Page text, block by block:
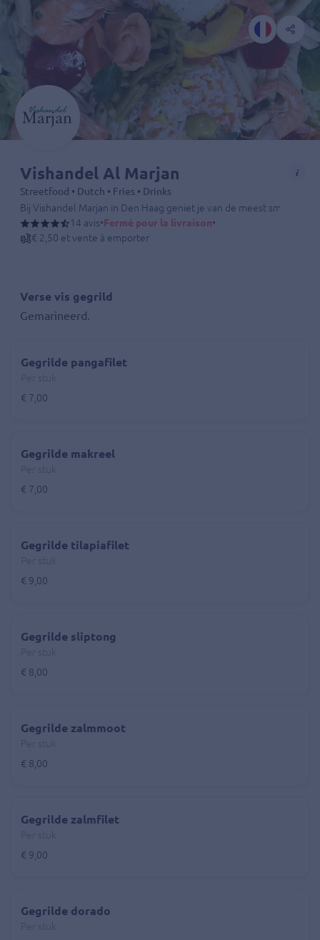
Vishandel Al Marjan
Streetfood • Dutch • Fries • Drinks
Bij Vishandel Marjan in Den Haag geniet je van de meest
14 avis•Fermé pour la livraison•
€ 2,50 et vente à emporter
Verse vis gegrild
Gemarineerd.
Gegrilde pangafilet
€ 7,00
Gegrilde makreel
€ 7,00
Gegrilde tilapiafilet
€ 9,00
Gegrilde sliptong
€ 8,00
Gegrilde zalmmoot
€ 8,00
Gegrilde zalmfilet
€ 9,00
Gegrilde dorado